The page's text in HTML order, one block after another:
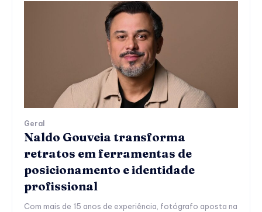
Geral
Naldo Gouveia transforma
retratos em ferramentas de
posicionamento e identidade
profissional
Com mais de 15 anos de experiência, fotógrafo aposta na